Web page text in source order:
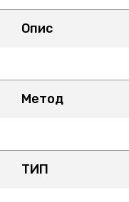
Опис
Метод
ТИП